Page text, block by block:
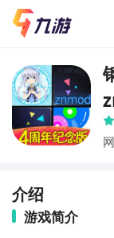
介绍
游戏简介